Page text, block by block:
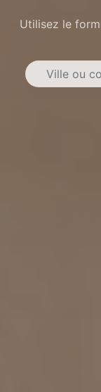
Utilisez le